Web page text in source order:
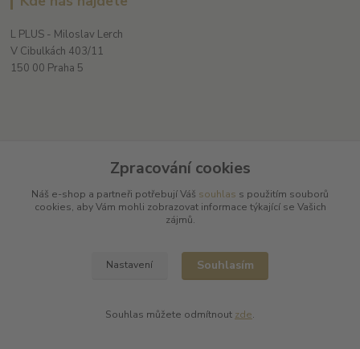
L PLUS - Miloslav Lerch
V Cibulkách 403/11
150 00 Praha 5
info@dobrafrancouzskavina.cz
Zpracování cookies
Náš e-shop a partneři potřebují Váš souhlas s použitím souborů
cookies, aby Vám mohli zobrazovat informace týkající se Vašich
zájmů.
Nastavení Souhlasím
Souhlas můžete odmítnout zde.